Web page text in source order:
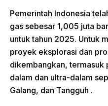
Pemerintah Indonesia
gas sebesar 1,005 juta
untuk tahun 2025. Untuk
proyek eksplorasi dan
dikembangkan,
dalam dan ultra-dalam
Galang, dan Tangguh .